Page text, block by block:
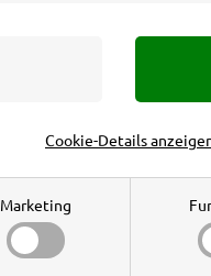
Marketing
Cookie-Details
Erdspieß
39,34EUR